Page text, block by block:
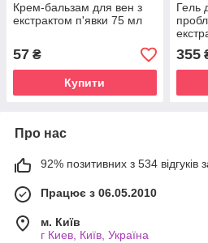
Крем-бальзам для вен з
екстрактом п'явки 75 мл
57 ₴
Купити
Гель
355
Про нас
92% позитивних з 534 відгуків
Працює з 06.05.2010
м. Київ
г Киев, Київ, Україна